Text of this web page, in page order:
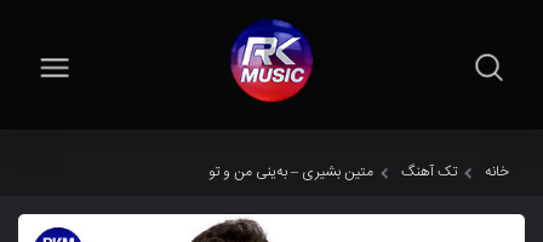
خانه تک آهنگ متین بشیری – بەینی من و تو